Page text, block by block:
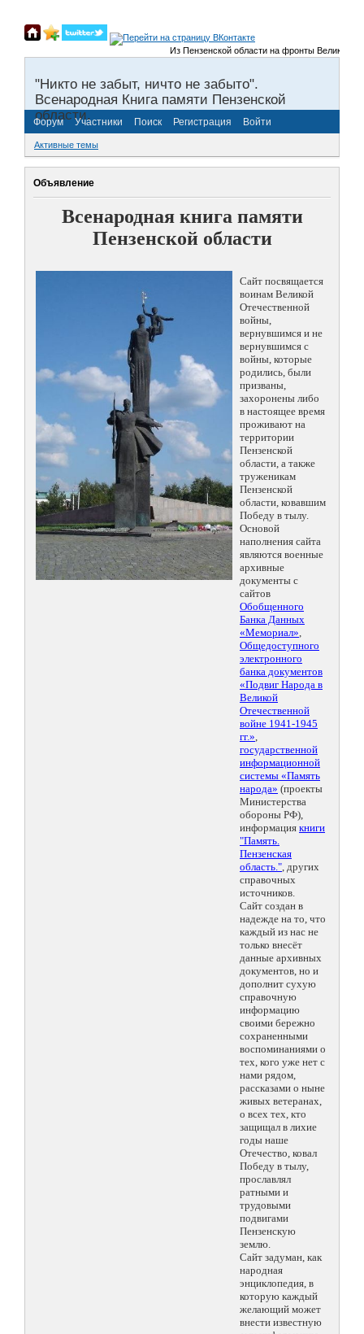
Из Пензенской области на фронты Великой
"Никто не забыт, ничто не забыто".
Всенародная Книга памяти Пензенской
области.
Форум Участники Поиск Регистрация Войти
Активные темы
Объявление
Всенародная книга памяти
Пензенской области
Сайт посвящается
воинам Великой
Отечественной
войны,
вернувшимся и не
вернувшимся с
войны, которые
родились, были
призваны,
захоронены либо
в настоящее время
проживают на
территории
Пензенской
области, а также
труженикам
Пензенской
области, ковавшим
Победу в тылу.
Основой
наполнения сайта
являются военные
архивные
документы с
сайтов
Обобщенного
Банка Данных
«Мемориал»,
Общедоступного
электронного
банка документов
«Подвиг Народа в
Великой
Отечественной
войне 1941-1945
гг.»,
государственной
информационной
системы «Память
народа» (проекты
Министерства
обороны РФ),
информация книги
"Память.
Пензенская
область.", других
справочных
источников.
Сайт создан в
надежде на то, что
каждый из нас не
только внесёт
данные архивных
документов, но и
дополнит сухую
справочную
информацию
своими бережно
сохраненными
воспоминаниями о
тех, кого уже нет с
нами рядом,
рассказами о ныне
живых ветеранах,
о всех тех, кто
защищал в лихие
годы наше
Отечество, ковал
Победу в тылу,
прославлял
ратными и
трудовыми
подвигами
Пензенскую
землю.
Сайт задуман, как
народная
энциклопедия, в
которую каждый
желающий может
внести известную